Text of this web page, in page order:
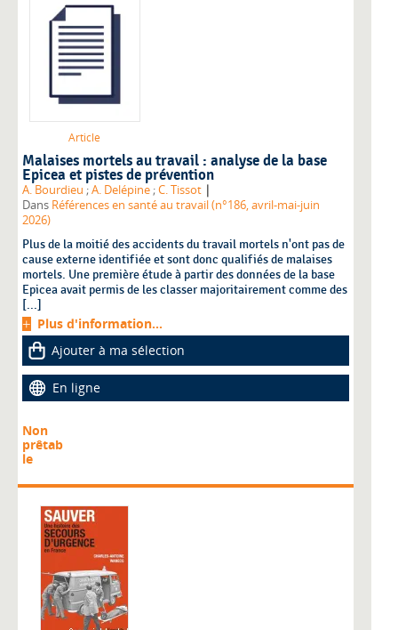
Article
Malaises mortels au travail : analyse de la base
Epicea et pistes de prévention
A. Bourdieu ;A. Delépine ;C. Tissot |
Dans Références en santé au travail (n°186, avril-mai-juin
2026)
Plus de la moitié des accidents du travail mortels n'ont pas de
cause externe identifiée et sont donc qualifiés de malaises
mortels. Une première étude à partir des données de la base
Epicea avait permis de les classer majoritairement comme des
[...]
Plus d'information...
Ajouter à ma sélection
En ligne
Non
prêtab
le